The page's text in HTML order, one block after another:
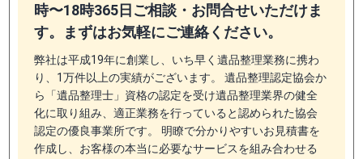
時〜18時365日ご相談・お問合せいただけま
す。まずはお気軽にご連絡ください。
弊社は平成19年に創業し、いち早く遺品整理業務に携わ
り、1万件以上の実績がございます。 遺品整理認定協会か
ら「遺品整理士」資格の認定を受け遺品整理業界の健全
化に取り組み、適正業務を行っていると認められた協会
認定の優良事業所です。 明瞭で分かりやすいお見積書を
作成し、お客様の本当に必要なサービスを組み合わせる